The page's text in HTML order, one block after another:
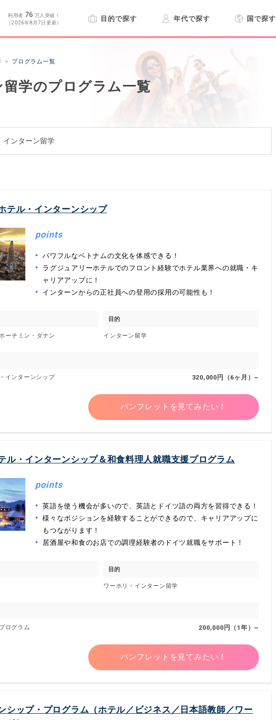
利用者 76 万人突破！
（2026年8月7日更新）
目的で探す 年代で探す 国で探す
プログラム一覧
学のプログラム一覧
インターン留学
テル・インターンシップ
points
パワフルなベトナムの文化を体感できる！
ラグジュアリーホテルでのフロント経験でホテル業界への就職・キ
ャリアアップに！
インターンからの正社員への登用の採用の可能性も！
ーチミン・ダナン
目的
インターン留学
インターンシップ 320,000円（6ヶ月）~
パンフレットを見てみたい！
ル・インターンシップ＆和食料理人就職支援プログラム
points
英語を使う機会が多いので、英語とドイツ語の両方を習得できる！
様々なポジションを経験することができるので、キャリアアップに
もつながります！
居酒屋や和食のお店での調理経験者のドイツ就職をサポート！
目的
ワーホリ・インターン留学
ログラム 200,000円（1年）~
パンフレットを見てみたい！
シップ・プログラム（ホテル／ビジネス／日本語教師／ワー